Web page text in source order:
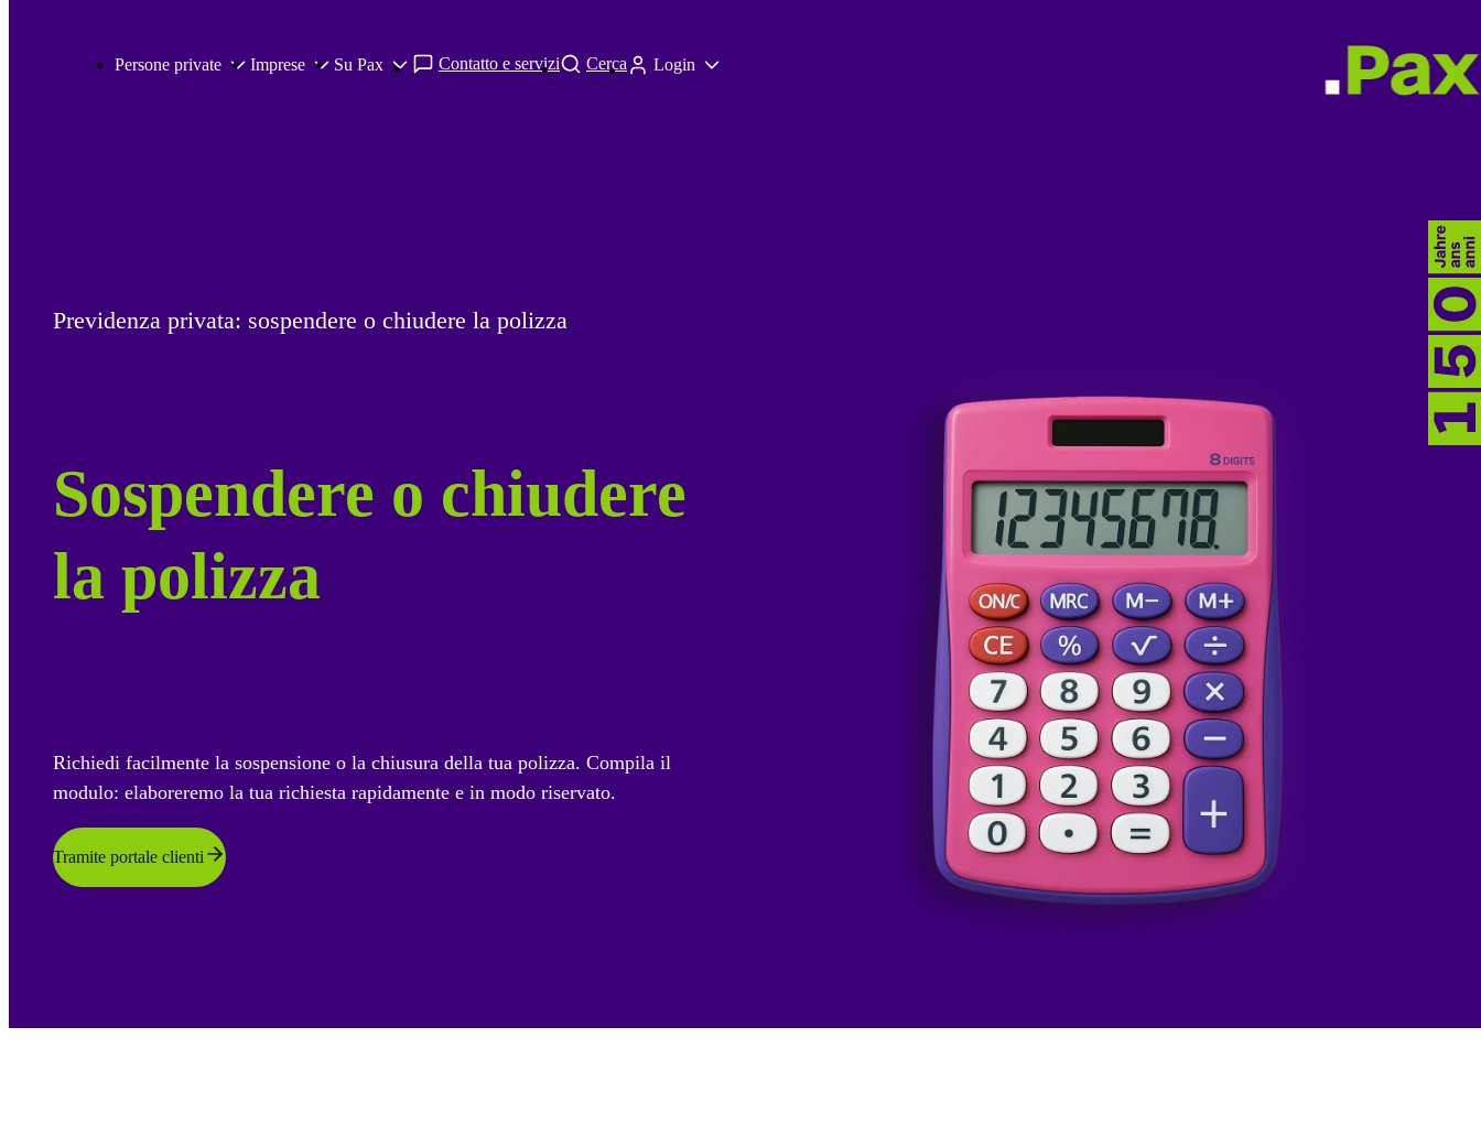
Persone private Imprese Su Pax Contatto e servizi Cerca Login
Previdenza privata: sospendere o chiudere la polizza
Sospendere o chiudere
la polizza
Richiedi facilmente la sospensione o la chiusura della tua polizza. Compila il
modulo: elaboreremo la tua richiesta rapidamente e in modo riservato.
Tramite portale clienti